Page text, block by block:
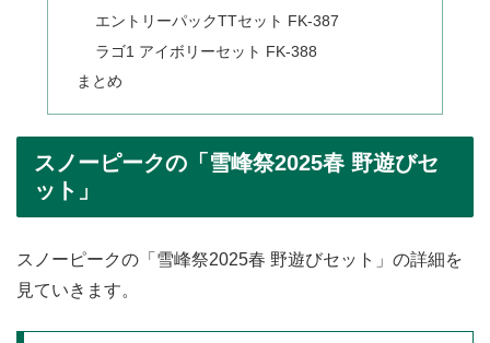
エントリーパックTTセット FK-387
ラゴ1 アイボリーセット FK-388
まとめ
スノーピークの「雪峰祭2025春 野遊びセ
ット」
スノーピークの「雪峰祭2025春 野遊びセット」の詳細を
見ていきます。